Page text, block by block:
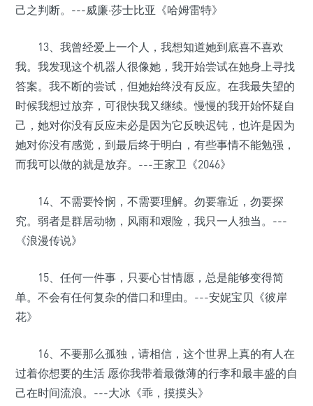
己之判断。---威廉·莎士比亚《哈姆雷特》
13、我曾经爱上一个人，我想知道她到底喜不喜欢
我。我发现这个机器人很像她，我开始尝试在她身上寻找
答案。我不断的尝试，但她始终没有反应。在我最失望的
时候我想过放弃，可很快我又继续。慢慢的我开始怀疑自
己，她对你没有反应未必是因为它反映迟钝，也许是因为
她对你没有感觉，到最后终于明白，有些事情不能勉强，
而我可以做的就是放弃。---王家卫《2046》
14、不需要怜悯，不需要理解。勿要靠近，勿要探
究。弱者是群居动物，风雨和艰险，我只一人独当。---
《浪漫传说》
15、任何一件事，只要心甘情愿，总是能够变得简
单。不会有任何复杂的借口和理由。---安妮宝贝《彼岸
花》
16、不要那么孤独，请相信，这个世界上真的有人在
过着你想要的生活 愿你我带着最微薄的行李和最丰盛的自
己在时间流浪。---大冰《乖，摸摸头》